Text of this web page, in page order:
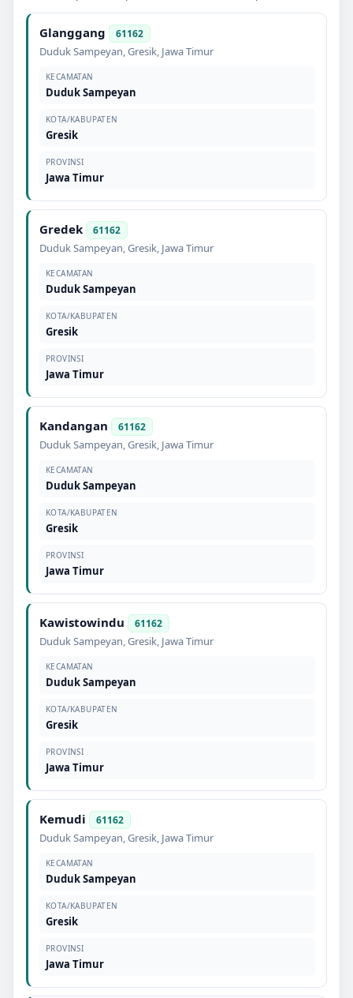
Glanggang 61162
Duduk Sampeyan,Gresik, Jawa Timur
KECAMATAN
Duduk Sampeyan
KOTA/KABUPATEN
Gresik
PROVINSI
Jawa Timur
Gredek 61162
Duduk Sampeyan,Gresik, Jawa Timur
KECAMATAN
Duduk Sampeyan
KOTA/KABUPATEN
Gresik
PROVINSI
Jawa Timur
Kandangan 61162
Duduk Sampeyan,Gresik, Jawa Timur
KECAMATAN
Duduk Sampeyan
KOTA/KABUPATEN
Gresik
PROVINSI
Jawa Timur
Kawistowindu 61162
Duduk Sampeyan,Gresik, Jawa Timur
KECAMATAN
Duduk Sampeyan
KOTA/KABUPATEN
Gresik
PROVINSI
Jawa Timur
Kemudi 61162
Duduk Sampeyan,Gresik, Jawa Timur
KECAMATAN
Duduk Sampeyan
KOTA/KABUPATEN
Gresik
PROVINSI
Jawa Timur